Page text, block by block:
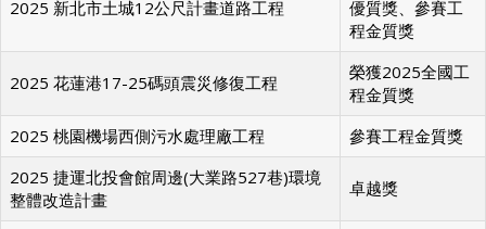
2025 新北市土城12公尺計畫道路工程
優質獎、參賽工
程金質獎
2025 花蓮港17-25碼頭震災修復工程
榮獲2025全國工
程金質獎
2025 桃園機場西側污水處理廠工程
參賽工程金質獎
2025 捷運北投會館周邊(大業路527巷)環境
整體改造計畫
卓越獎